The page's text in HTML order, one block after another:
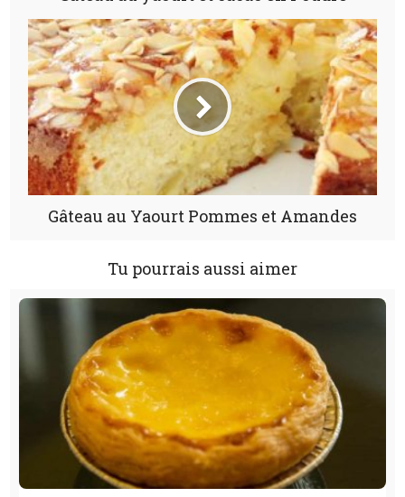
Gâteau au Yaourt Pommes et Amandes
Tu pourrais aussi aimer